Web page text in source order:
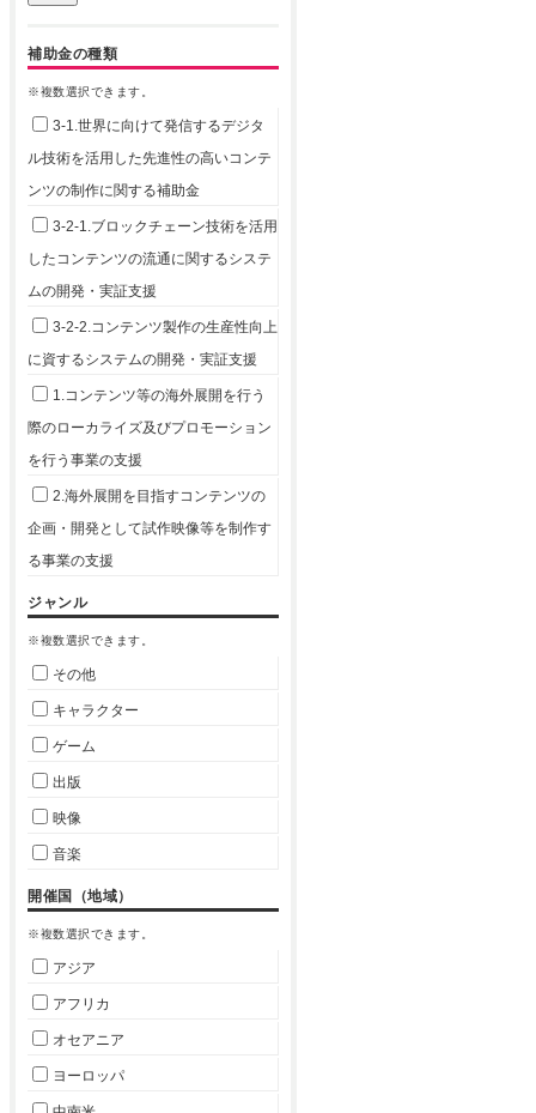
補助金の種類
※複数選択できます。
3-1.世界に向けて発信するデジタ
ル技術を活用した先進性の高いコンテ
ンツの制作に関する補助金
3-2-1.ブロックチェーン技術を活用
したコンテンツの流通に関するシステ
ムの開発・実証支援
3-2-2.コンテンツ製作の生産性向上
に資するシステムの開発・実証支援
1.コンテンツ等の海外展開を行う
際のローカライズ及びプロモーション
を行う事業の支援
2.海外展開を目指すコンテンツの
企画・開発として試作映像等を制作す
る事業の支援
ジャンル
※複数選択できます。
その他
キャラクター
ゲーム
出版
映像
音楽
開催国（地域）
※複数選択できます。
アジア
アフリカ
オセアニア
ヨーロッパ